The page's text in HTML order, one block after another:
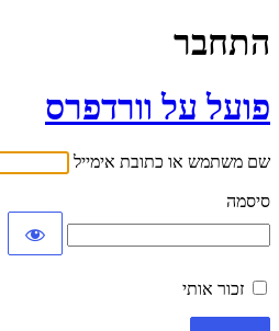
התחבר
פועל על וורדפרס
שם משתמש או כתובת אימייל
סיסמה
זכור אותי